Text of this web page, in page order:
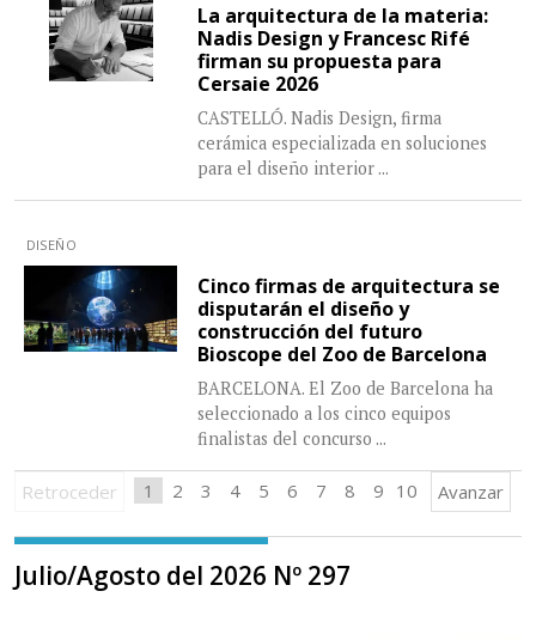
La arquitectura de la materia:
Nadis Design y Francesc Rifé
firman su propuesta para
Cersaie 2026
CASTELLÓ. Nadis Design, firma
cerámica especializada en soluciones
para el diseño interior ...
DISEÑO
Cinco firmas de arquitectura se
disputarán el diseño y
construcción del futuro
Bioscope del Zoo de Barcelona
BARCELONA. El Zoo de Barcelona ha
seleccionado a los cinco equipos
finalistas del concurso ...
Retroceder 1 2 3 4 5 6 7 8 9 10 Avanzar
Julio/Agosto del 2026 Nº 297